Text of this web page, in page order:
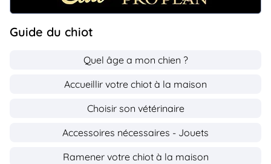
Guide du chiot
Quel âge a mon chien ?
Accueillir votre chiot à la maison
Choisir son vétérinaire
Accessoires nécessaires - Jouets
Ramener votre chiot à la maison